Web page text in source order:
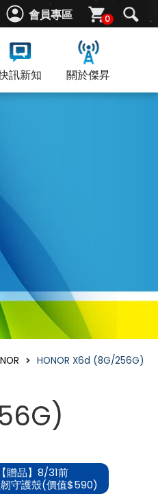
會員專區 0
訊新知 關於傑昇
HONOR X6d (8G/256G)
贈品】8/31前
韌守護殼(價值$590)